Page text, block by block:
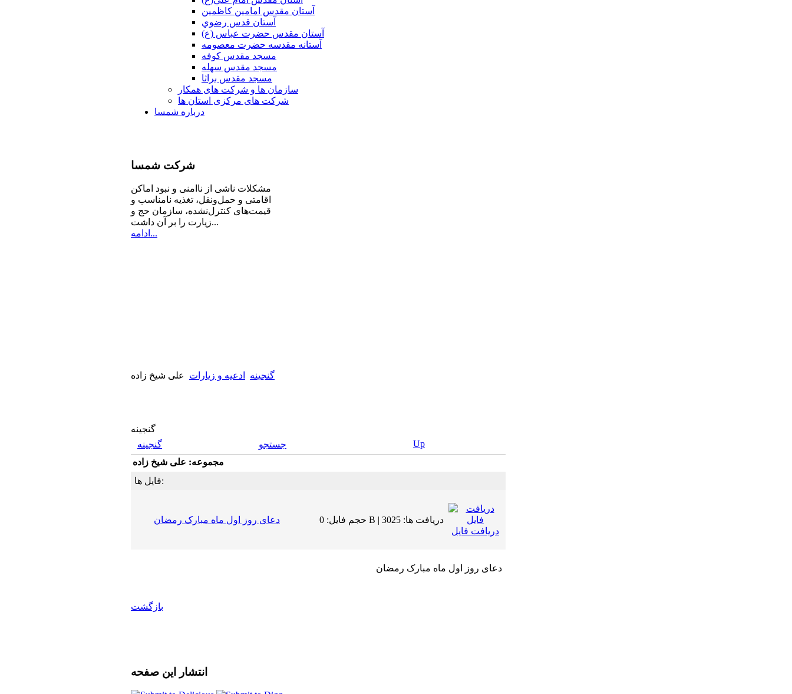
آستان مقدس امامين كاظمين
آستان قدس رضوي
آستان مقدس حضرت عباس (ع)
آستانه مقدسه حضرت معصومه
مسجد مقدس كوفه
مسجد مقدس سهله
مسجد مقدس براثا
سازمان ها و شرکت های همکار
شرکت های مرکزی استان ها
درباره شمسا
شرکت شمسا
مشكلات ناشی از ناامنی و نبود اماكن
اقامتی و حمل‌ونقل، تغذیه‌ نامناسب و
قیمت‌های كنترل‌نشده، سازمان حج و
زیارت را بر آن داشت...
ادامه...
گنجینه ادعیه و زیارات علی شیخ زاده
گنجینه
گنجینه
جستجو
Up
مجموعه: علی شیخ زاده
فایل ها:
دعای روز اول ماه مبارک رمضان
حجم فایل: 0 B | دریافت ها: 3025
دریافت فایل
دعای روز اول ماه مبارک رمضان
بازگشت
انتشار این صفحه